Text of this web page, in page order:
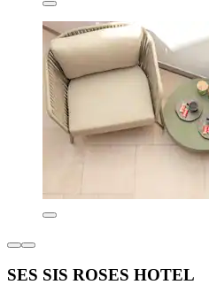
SES SIS ROSES HOTEL